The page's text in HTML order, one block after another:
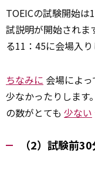
TOEICの試験開始は
試説明が開始されま
る11：45に会場入
ちなみに 会場によ
少なかったりします
の数がとても 少ない
（2）試験前